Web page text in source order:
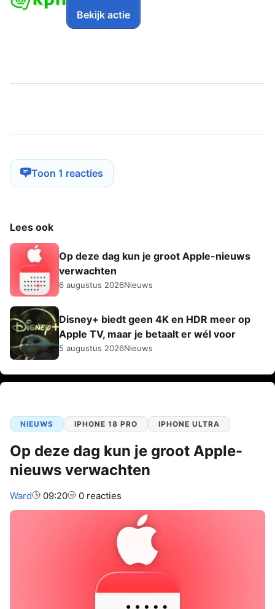
Bekijk actie
Toon 1 reacties
Lees ook
Op deze dag kun je groot Apple-nieuws
verwachten
6 augustus 2026Nieuws
Disney+ biedt geen 4K en HDR meer op
Apple TV, maar je betaalt er wél voor
5 augustus 2026Nieuws
NIEUWS IPHONE 18 PRO IPHONE ULTRA
Op deze dag kun je groot Apple-
nieuws verwachten
Auteur:
Ward 09:20 0 reacties